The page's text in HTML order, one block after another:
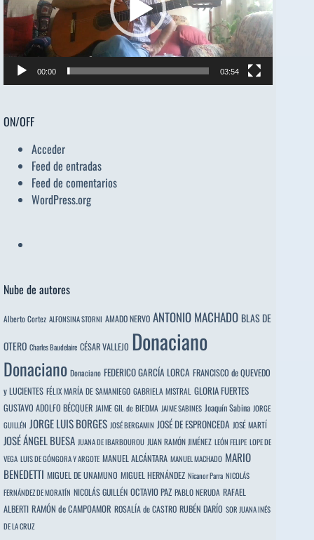
00:00 03:54
ON/OFF
Acceder
Feed de entradas
Feed de comentarios
WordPress.org
Nube de autores
Alberto Cortez ALFONSINA STORNI AMADO NERVO ANTONIO MACHADO BLAS DE
OTERO Charles Baudelaire CÉSAR VALLEJO Donaciano
Donaciano Donaciano FEDERICO GARCÍA LORCA FRANCISCO de QUEVEDO
y LUCIENTES FÉLIX MARÍA DE SAMANIEGO GABRIELA MISTRAL GLORIA FUERTES
GUSTAVO ADOLFO BÉCQUER JAIME GIL de BIEDMA JAIME SABINES Joaquín Sabina JORGE
GUILLÉN JORGE LUIS BORGES JOSÉ BERGAMIN JOSÉ DE ESPRONCEDA JOSÉ MARTÍ
JOSÉ ÁNGEL BUESA JUANA DE IBARBOUROU JUAN RAMÓN JIMÉNEZ LEÓN FELIPE LOPE DE
VEGA LUIS DE GÓNGORA Y ARGOTE MANUEL ALCÁNTARA MANUEL MACHADO MARIO
BENEDETTI MIGUEL DE UNAMUNO MIGUEL HERNÁNDEZ Nicanor Parra NICOLÁS
FERNÁNDEZ DE MORATÍN NICOLÁS GUILLÉN OCTAVIO PAZ PABLO NERUDA RAFAEL
ALBERTI RAMÓN de CAMPOAMOR ROSALÍA de CASTRO RUBÉN DARÍO SOR JUANA INÉS
DE LA CRUZ